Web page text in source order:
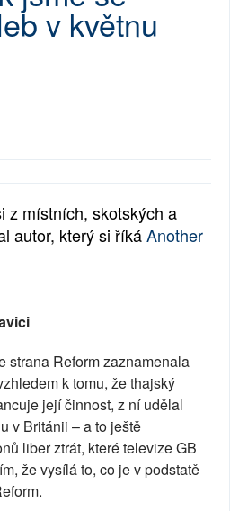
v květnu
z místních, skotských a
autor, který si říkáAnother
strana Reform zaznamenala
k tomu, že thajský
její činnost, z ní udělal
v Británii – a to ještě
liber ztrát, které televize GB
že vysílá to, co je v podstatě